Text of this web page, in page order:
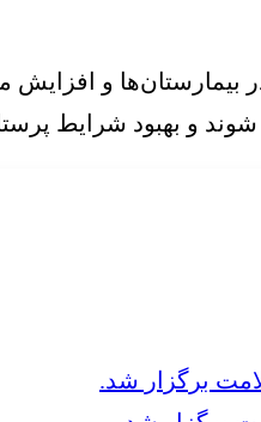
و افزایش
و بهبود شرایط